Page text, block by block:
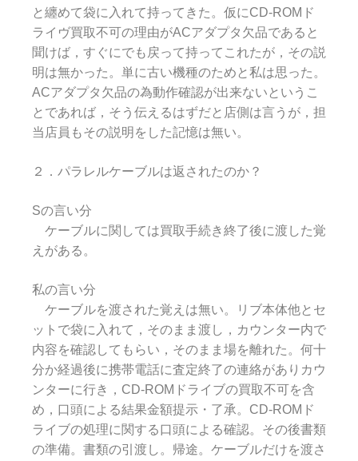
と纏めて袋に入れて持ってきた。仮にCD-ROMド
ライヴ買取不可の理由がACアダプタ欠品であると
聞けば，すぐにでも戻って持ってこれたが，その説
明は無かった。単に古い機種のためと私は思った。
ACアダプタ欠品の為動作確認が出来ないというこ
とであれば，そう伝えるはずだと店側は言うが，担
当店員もその説明をした記憶は無い。
２．パラレルケーブルは返されたのか？
Sの言い分
ケーブルに関しては買取手続き終了後に渡した覚
えがある。
私の言い分
ケーブルを渡された覚えは無い。リブ本体他とセ
ットで袋に入れて，そのまま渡し，カウンター内で
内容を確認してもらい，そのまま場を離れた。何十
分か経過後に携帯電話に査定終了の連絡がありカウ
ンターに行き，CD-ROMドライブの買取不可を含
め，口頭による結果金額提示・了承。CD-ROMド
ライブの処理に関する口頭による確認。その後書類
の準備。書類の引渡し。帰途。ケーブルだけを渡さ